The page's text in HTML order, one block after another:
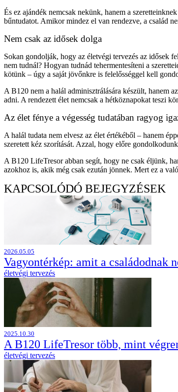
És ez ajándék nemcsak nekünk, hanem a
bűntudatot. Amikor mindez el van rendezve, a család
Nem csak az idősek dolga
Sokan gondolják, hogy az életvégi tervezés az idősek
nem tudnál? Hogyan tudnád tehermentesíteni a
kötünk – úgy a saját jövőnkre is felelősséggel kell
A B120 nem a halál adminisztrálására készült, hanem
adni. A rendezett élet nemcsak a hétköznapokat teszi
Az élet fénye a végesség tudatában ragyog
A halál tudata nem elvesz az élet értékéből – hanem
szeretett kéz szorítását. Azzal, hogy előre
A B120 LifeTresor abban segít, hogy ne csak éljünk,
azokhoz is, akik még csak ezután jönnek. Mert ez a
KAPCSOLÓDÓ BEJEGYZÉSEK
2026.05.05
Vagyontérkép: amit a családodnak
életvégi tervezés
2025.10.30
A B120 LifeTresor több, mint
életvégi tervezés